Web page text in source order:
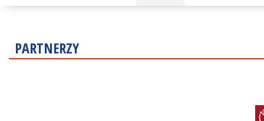
PARTNERZY